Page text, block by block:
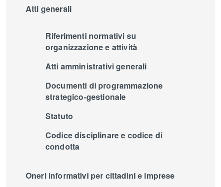
Atti generali
Riferimenti normativi su
organizzazione e attività
Atti amministrativi generali
Documenti di programmazione
strategico-gestionale
Statuto
Codice disciplinare e codice di
condotta
Oneri informativi per cittadini e imprese